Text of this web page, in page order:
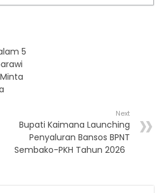
5
Next
Bupati Kaimana Launching
Penyaluran Bansos BPNT
Sembako-PKH Tahun 2026